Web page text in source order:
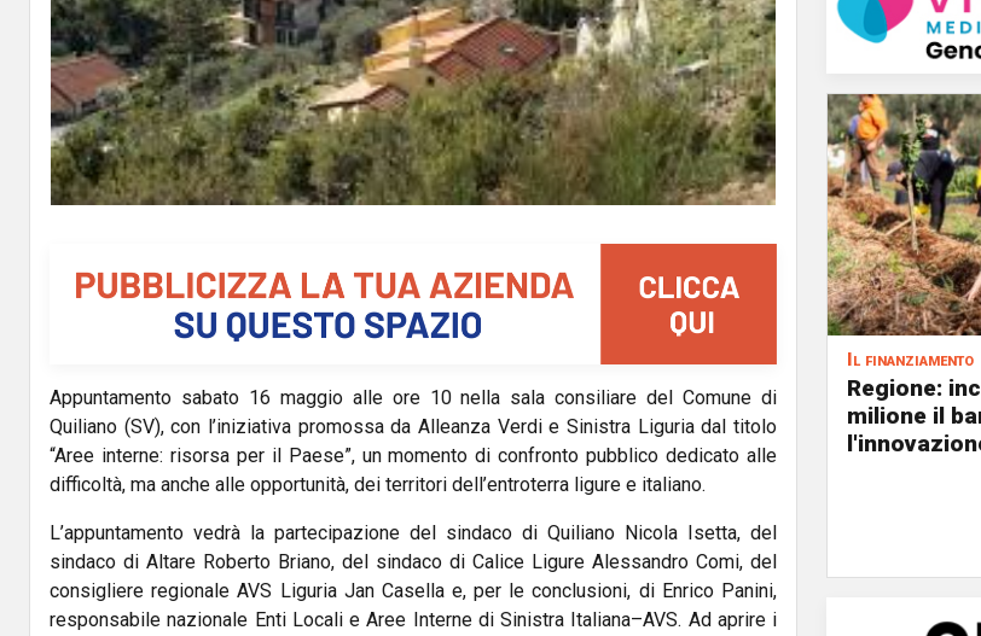
Appuntamento sabato 16 maggio alle ore 10 nella sala consiliare del Comune di
Quiliano (SV), con l’iniziativa promossa da Alleanza Verdi e Sinistra Liguria dal titolo
“Aree interne: risorsa per il Paese”, un momento di confronto pubblico dedicato alle
difficoltà, ma anche alle opportunità, dei territori dell’entroterra ligure e italiano.
L’appuntamento vedrà la partecipazione del sindaco di Quiliano Nicola Isetta, del
sindaco di Altare Roberto Briano, del sindaco di Calice Ligure Alessandro Comi, del
consigliere regionale AVS Liguria Jan Casella e, per le conclusioni, di Enrico Panini,
responsabile nazionale Enti Locali e Aree Interne di Sinistra Italiana–AVS. Ad aprire i
Il finanziamento
Regione:
milione il